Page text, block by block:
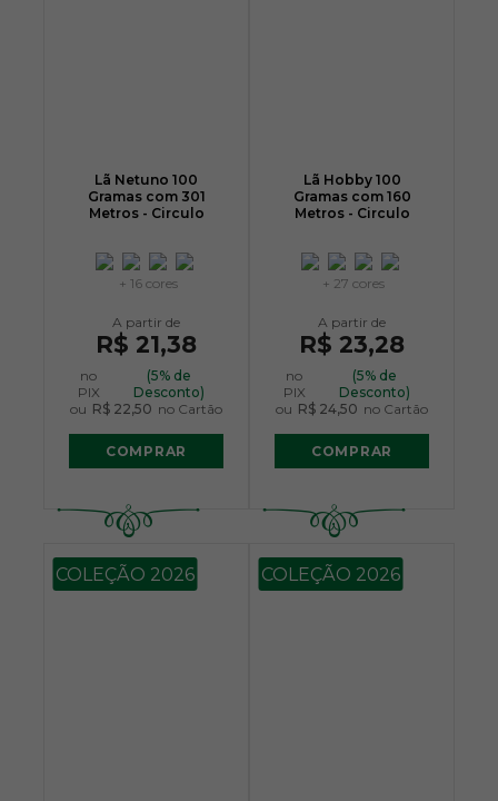
Lã Netuno 100
Gramas com 301
Metros - Circulo
+ 16 cores
R$ 21,38
no
PIX
(5% de
Desconto)
ou R$ 22,50 no Cartão
COMPRAR
Lã Hobby 100
Gramas com 160
Metros - Circulo
+ 27 cores
R$ 23,28
no
PIX
(5% de
Desconto)
ou R$ 24,50 no Cartão
COMPRAR
COLEÇÃO 2026 COLEÇÃO 2026